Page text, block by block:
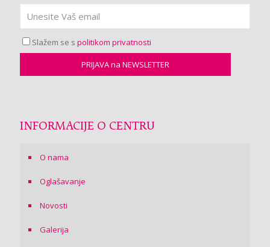
Slažem se s politikom privatnosti
INFORMACIJE O CENTRU
O nama
Oglašavanje
Novosti
Galerija